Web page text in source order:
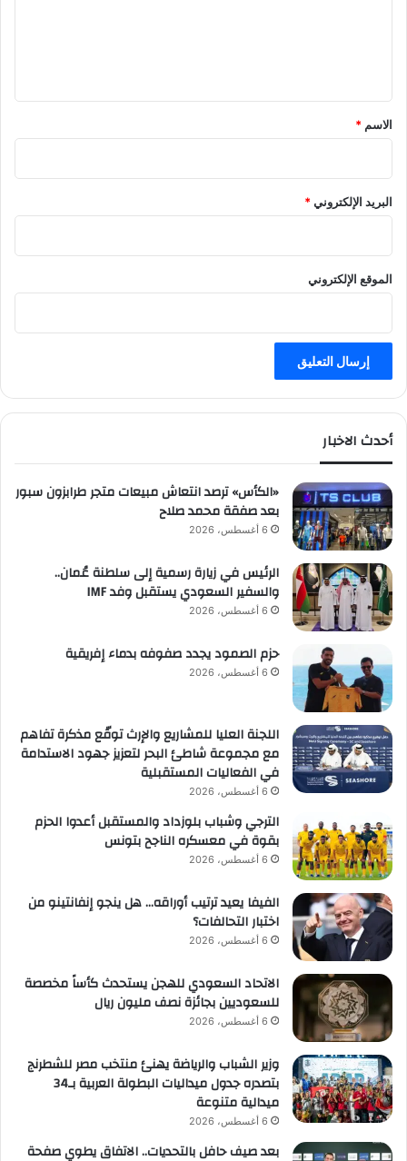
*
الاسم *
البريد الإلكتروني*
الموقع الإلكتروني
أحدث الاخبار
«الكأس» ترصد انتعاش مبيعات متجر طرابزون سبور
بعد صفقة محمد صلاح
6 أغسطس، 2026
الرئيس في زيارة رسمية إلى سلطنة عُمان..
والسفير السعودي يستقبل وفد IMF
6 أغسطس، 2026
حزم الصمود يجدد صفوفه بدماء إفريقية
6 أغسطس، 2026
اللجنة العليا للمشاريع والإرث توقّع مذكرة تفاهم
مع مجموعة شاطئ البحر لتعزيز جهود الاستدامة
في الفعاليات المستقبلية
6 أغسطس، 2026
الترجي وشباب بلوزداد والمستقبل أعدوا الحزم
بقوة في معسكره الناجح بتونس
6 أغسطس، 2026
الفيفا يعيد ترتيب أوراقه… هل ينجو إنفانتينو من
اختبار التحالفات؟
6 أغسطس، 2026
الاتحاد السعودي للهجن يستحدث كأساً مخصصة
للسعوديين بجائزة نصف مليون ريال
6 أغسطس، 2026
وزير الشباب والرياضة يهنئ منتخب مصر للشطرنج
بتصدره جدول ميداليات البطولة العربية بـ34
ميدالية متنوعة
6 أغسطس، 2026
بعد صيف حافل بالتحديات.. الاتفاق يطوي صفحة